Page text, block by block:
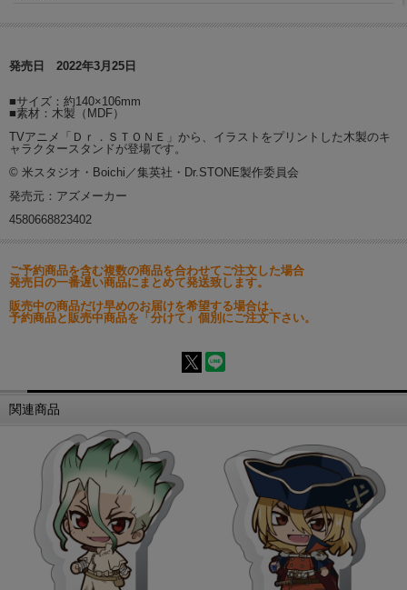
発売日 2022年3月25日
■サイズ：約140×106mm
■素材：木製（MDF）
TVアニメ「Ｄｒ．ＳＴＯＮＥ」から、イラストをプリントした木製のキ
ャラクタースタンドが登場です。
© 米スタジオ・Boichi／集英社・Dr.STONE製作委員会
発売元：アズメーカー
4580668823402
ご予約商品を含む複数の商品を合わせてご注文した場合
発売日の一番遅い商品にまとめて発送致します。
販売中の商品だけ早めのお届けを希望する場合は、
予約商品と販売中商品を「分けて」個別にご注文下さい。
関連商品